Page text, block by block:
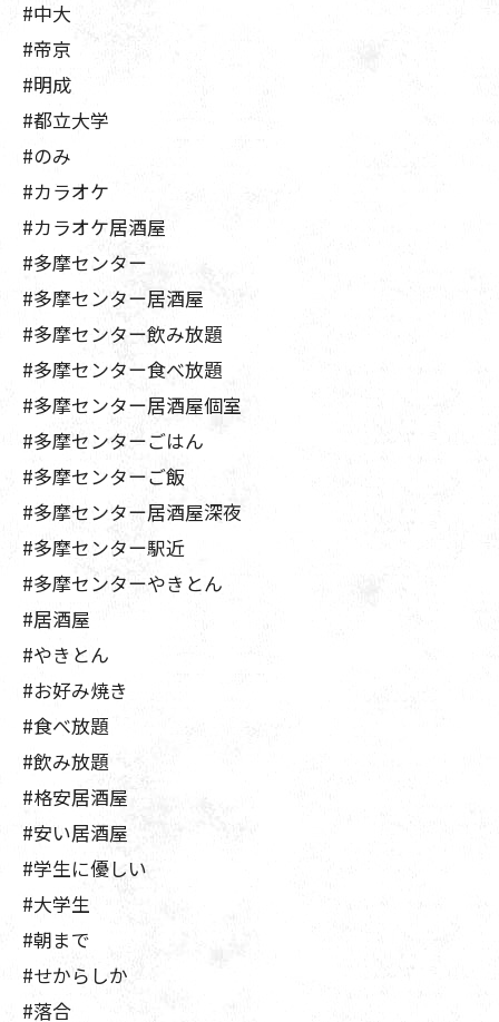
#中大
#帝京
#明成
#都立大学
#のみ
#カラオケ
#カラオケ居酒屋
#多摩センター
#多摩センター居酒屋
#多摩センター飲み放題
#多摩センター食べ放題
#多摩センター居酒屋個室
#多摩センターごはん
#多摩センターご飯
#多摩センター居酒屋深夜
#多摩センター駅近
#多摩センターやきとん
#居酒屋
#やきとん
#お好み焼き
#食べ放題
#飲み放題
#格安居酒屋
#安い居酒屋
#学生に優しい
#大学生
#朝まで
#せからしか
#落合